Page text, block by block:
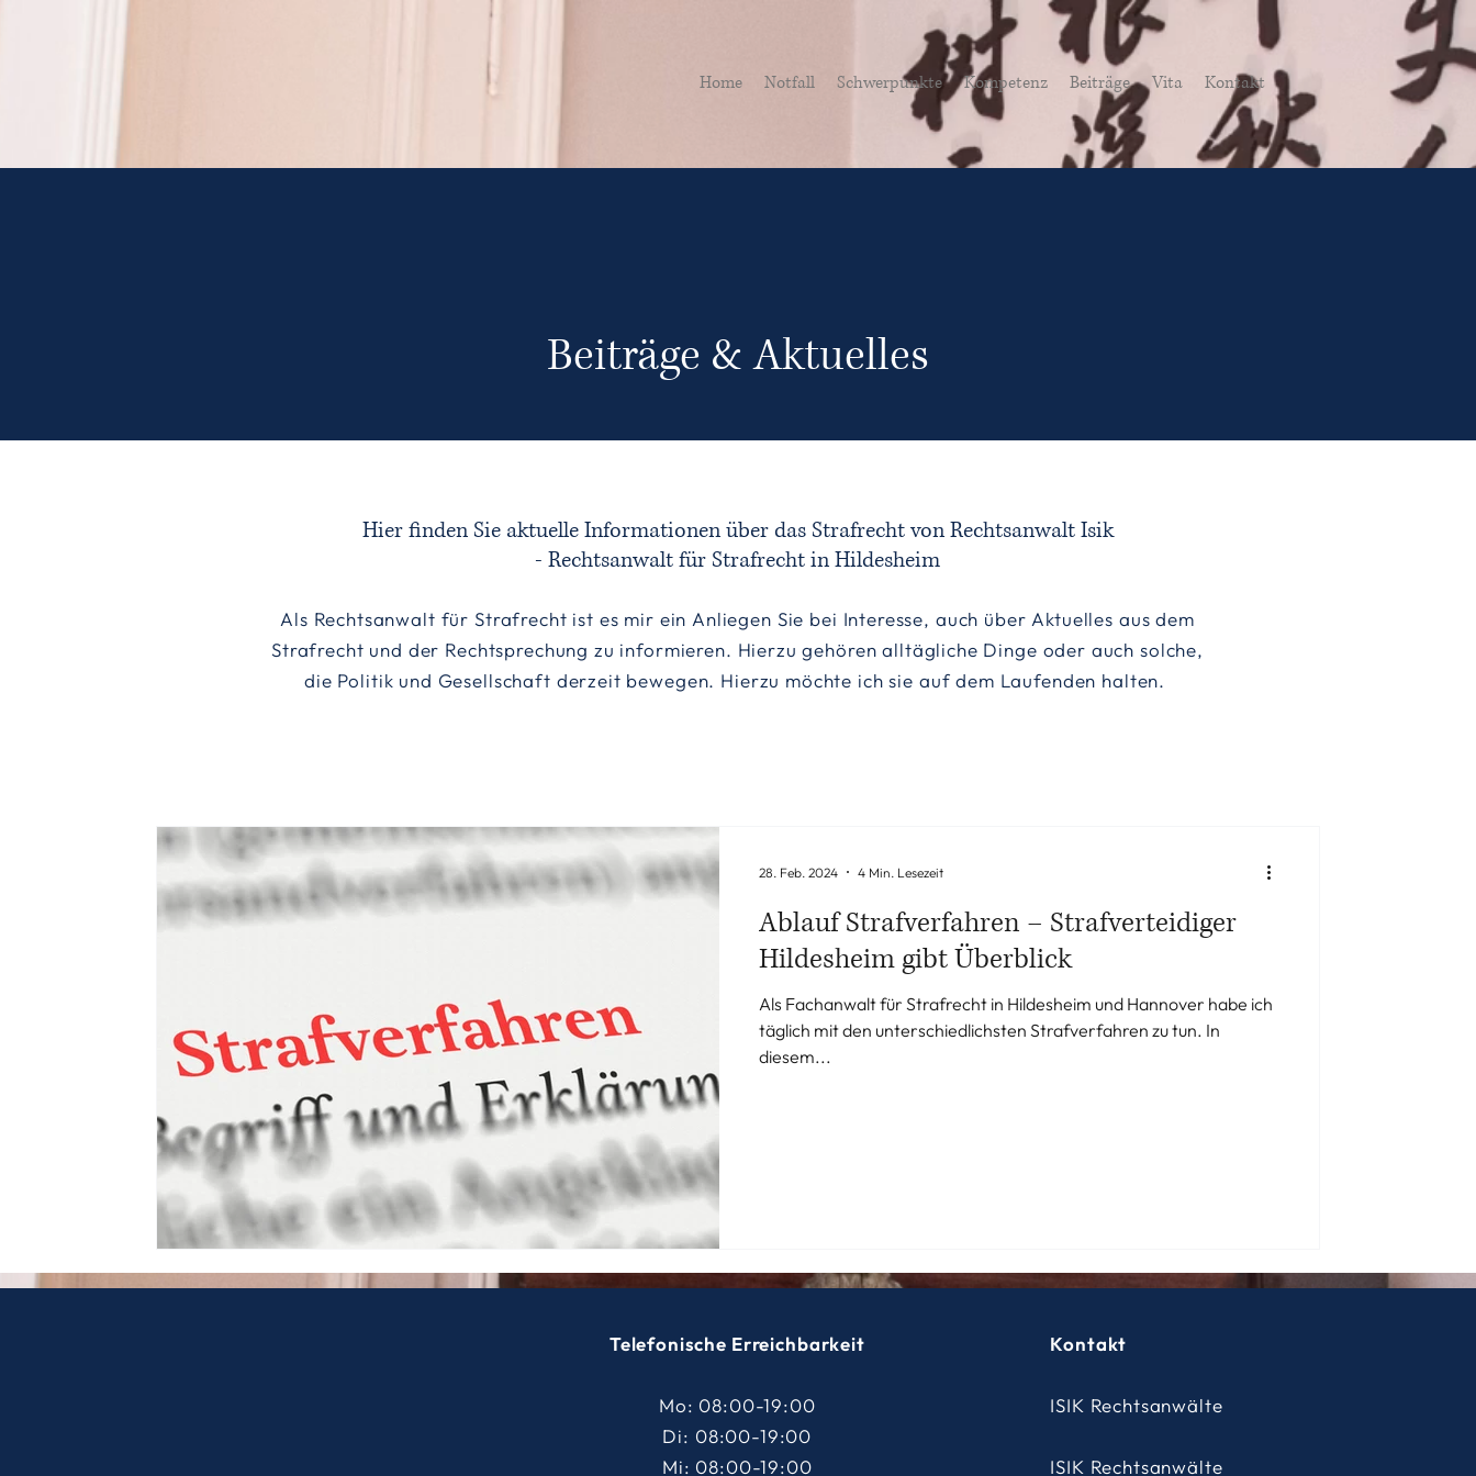
Home Notfall Schwerpunkte Kompetenz Beiträge Vita Kontakt
Beiträge & Aktuelles
Hier finden Sie aktuelle Informationen über das Strafrecht von Rechtsanwalt Isik
- Rechtsanwalt für Strafrecht in Hildesheim
Als Rechtsanwalt für Strafrecht ist es mir ein Anliegen Sie bei Interesse, auch über Aktuelles aus dem
Strafrecht und der Rechtsprechung zu informieren. Hierzu gehören alltägliche Dinge oder auch solche,
die Politik und Gesellschaft derzeit bewegen. Hierzu möchte ich sie auf dem Laufenden halten.
Ablauf Strafverfahren – Strafverteidiger
Hildesheim gibt Überblick
Als Fachanwalt für Strafrecht in Hildesheim und Hannover habe ich
täglich mit den unterschiedlichsten Strafverfahren zu tun. In
diesem...
28. Feb. 2024 4 Min. Lesezeit
Telefonische Erreichbarkeit
Mo: 08:00-19:00
Di: 08:00-19:00
Mi: 08:00-19:00
Kontakt
ISIK Rechtsanwälte
ISIK Rechtsanwälte